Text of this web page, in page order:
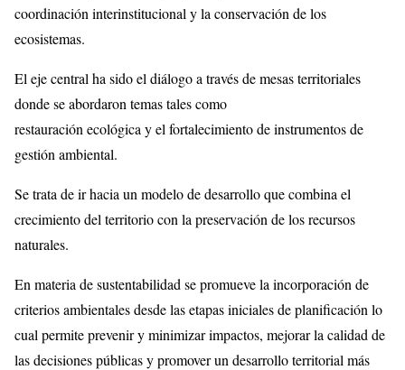
coordinación interinstitucional y la conservación de los
ecosistemas.
El eje central ha sido el diálogo a través de mesas territoriales
donde se abordaron temas tales como
restauración ecológica y el fortalecimiento de instrumentos de
gestión ambiental.
Se trata de ir hacia un modelo de desarrollo que combina el
crecimiento del territorio con la preservación de los recursos
naturales.
En materia de sustentabilidad se promueve la incorporación de
criterios ambientales desde las etapas iniciales de planificación lo
cual permite prevenir y minimizar impactos, mejorar la calidad de
las decisiones públicas y promover un desarrollo territorial más